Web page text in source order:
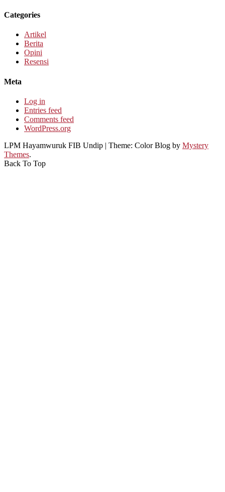
Categories
Artikel
Berita
Opini
Resensi
Meta
Log in
Entries feed
Comments feed
WordPress.org
LPM Hayamwuruk FIB Undip | Theme: Color Blog by Mystery
Themes.
Back To Top